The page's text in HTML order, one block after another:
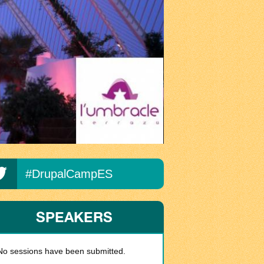
#DrupalCampES
SPEAKERS
sessions have been submitted.